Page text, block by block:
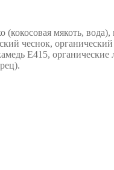
мякоть,
чеснок,
Е415,